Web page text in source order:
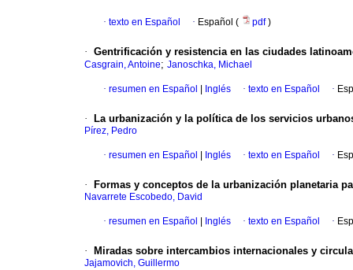
· texto en Español · Español ( pdf)
· Gentrificación y resistencia en las ciudades
Casgrain, Antoine; Janoschka, Michael
· resumen en Español Inglés · texto en Español ·
· La urbanización y la política de los servicios
Pírez, Pedro
· resumen en Español Inglés · texto en Español ·
· Formas y conceptos de la urbanización planetaria
Navarrete Escobedo, David
· resumen en Español Inglés · texto en Español ·
· Miradas sobre intercambios internacionales y
Jajamovich, Guillermo